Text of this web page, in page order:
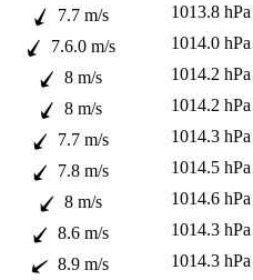
7.7 m/s
1013.8 hPa
7.6.0 m/s
1014.0 hPa
8 m/s
1014.2 hPa
8 m/s
1014.2 hPa
7.7 m/s
1014.3 hPa
7.8 m/s
1014.5 hPa
8 m/s
1014.6 hPa
8.6 m/s
1014.3 hPa
8.9 m/s
1014.3 hPa